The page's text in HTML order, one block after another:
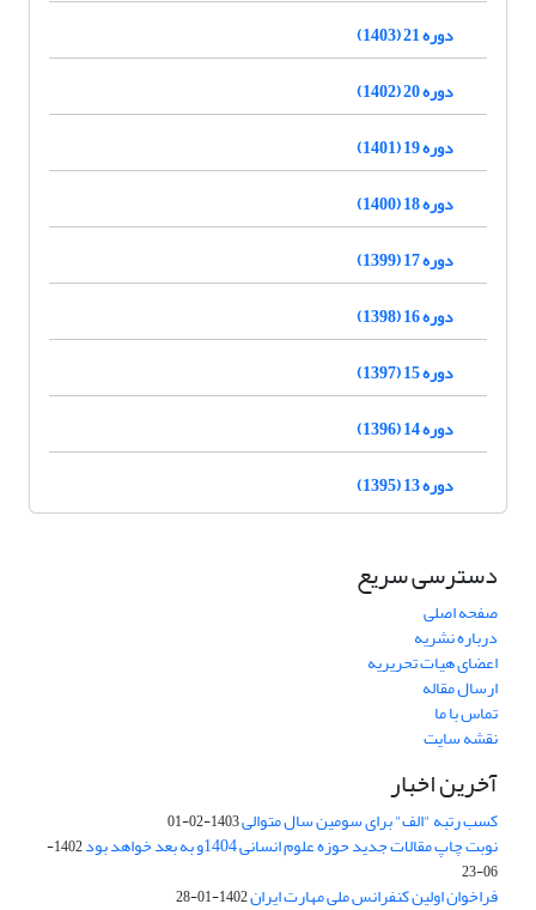
دوره 21 (1403)
دوره 20 (1402)
دوره 19 (1401)
دوره 18 (1400)
دوره 17 (1399)
دوره 16 (1398)
دوره 15 (1397)
دوره 14 (1396)
دوره 13 (1395)
دسترسی سریع
صفحه اصلی
درباره نشریه
اعضای هیات تحریریه
ارسال مقاله
تماس با ما
نقشه سایت
آخرین اخبار
کسب رتبه "الف" برای سومین سال متوالی1403-02-01
نوبت چاپ مقالات جدید حوزه علوم انسانی 1404و به بعد خواهد بود
1402-
06-23
فراخوان اولین کنفرانس ملی مهارت ایران1402-01-28